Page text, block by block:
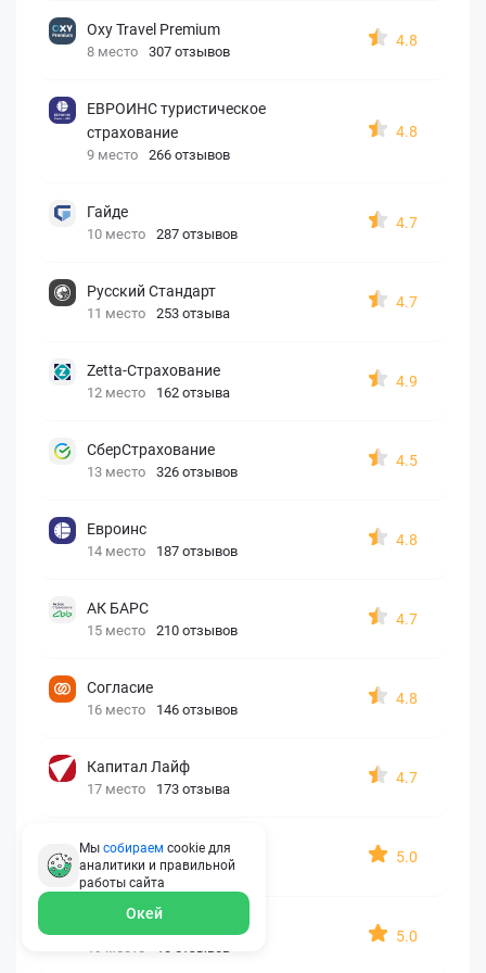
Oxy Travel Premium
8 место 307 отзывов
4.8
ЕВРОИНС туристическое
страхование
9 место 266 отзывов
4.8
Гайде
10 место 287 отзывов
4.7
Русский Стандарт
11 место 253 отзыва
4.7
Zetta-Страхование
12 место 162 отзыва
4.9
СберСтрахование
13 место 326 отзывов
4.5
Евроинс
14 место 187 отзывов
4.8
АК БАРС
15 место 210 отзывов
4.7
Согласие
16 место 146 отзывов
4.8
Капитал Лайф
17 место 173 отзыва
4.7
Georgia assistance
18 место 30 отзывов
5.0
5.0
Мы собираем cookie для
аналитики и правильной
работы сайта
Окей